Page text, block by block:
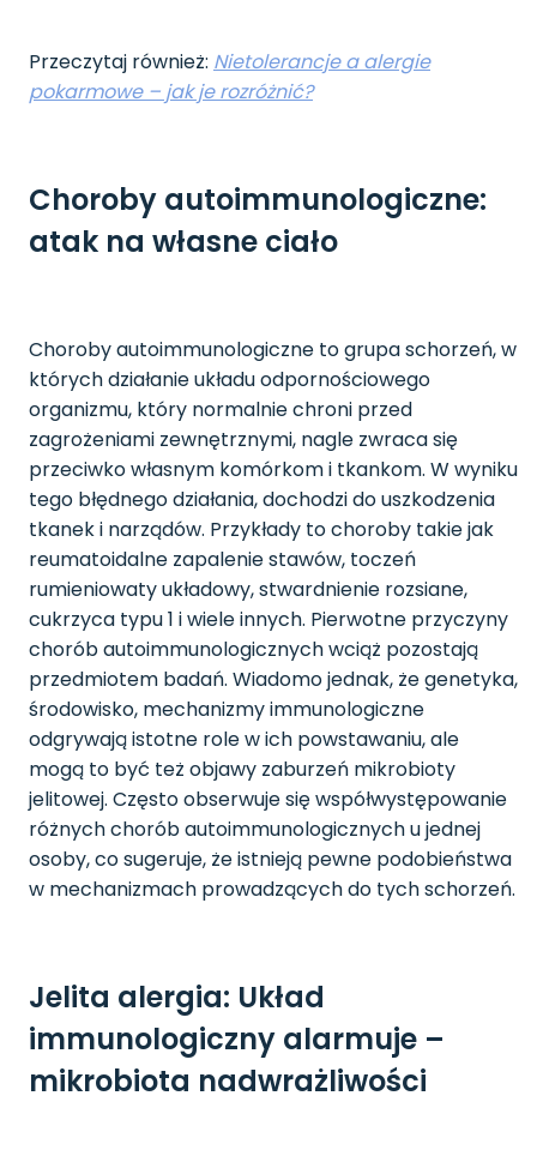
Przeczytaj również: Nietolerancje a alergie
pokarmowe – jak je rozróżnić?
Choroby autoimmunologiczne:
atak na własne ciało
Choroby autoimmunologiczne to grupa schorzeń, w
których działanie układu odpornościowego
organizmu, który normalnie chroni przed
zagrożeniami zewnętrznymi, nagle zwraca się
przeciwko własnym komórkom i tkankom. W wyniku
tego błędnego działania, dochodzi do uszkodzenia
tkanek i narządów. Przykłady to choroby takie jak
reumatoidalne zapalenie stawów, toczeń
rumieniowaty układowy, stwardnienie rozsiane,
cukrzyca typu 1 i wiele innych. Pierwotne przyczyny
chorób autoimmunologicznych wciąż pozostają
przedmiotem badań. Wiadomo jednak, że genetyka,
środowisko, mechanizmy immunologiczne
odgrywają istotne role w ich powstawaniu, ale
mogą to być też objawy zaburzeń mikrobioty
jelitowej. Często obserwuje się współwystępowanie
różnych chorób autoimmunologicznych u jednej
osoby, co sugeruje, że istnieją pewne podobieństwa
w mechanizmach prowadzących do tych schorzeń.
Jelita alergia: Układ
immunologiczny alarmuje –
mikrobiota nadwrażliwości